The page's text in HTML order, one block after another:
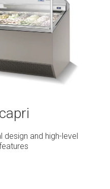
design and high-level